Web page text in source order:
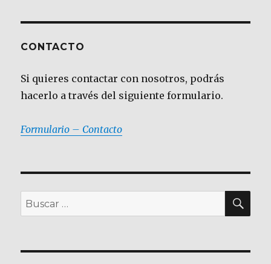
CONTACTO
Si quieres contactar con nosotros, podrás
hacerlo a través del siguiente formulario.
Formulario – Contacto
Buscar
por: